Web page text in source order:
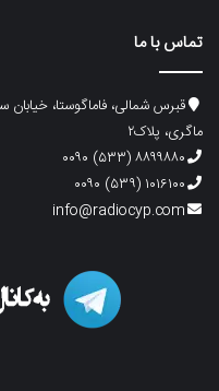
تماس با ما
ماگری، پلاک۲
۸۸۹۹۸۸۰ (۵۳۳) ۰۰۹۰
۱۰۱۶۱۰۰ (۵۳۹) ۰۰۹۰
info@radiocyp.com